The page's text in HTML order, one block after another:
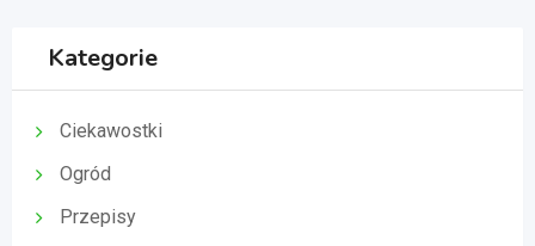
Kategorie
Ciekawostki
Ogród
Przepisy